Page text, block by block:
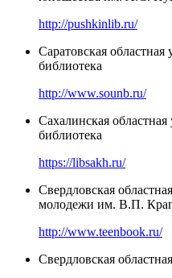
http://pushkinlib.ru/
Саратовская областная
библиотека
http://www.sounb.ru/
Сахалинская областная
библиотека
https://libsakh.ru/
Свердловская
молодежи им. В.П.
http://www.teenbook.ru/
Свердловская